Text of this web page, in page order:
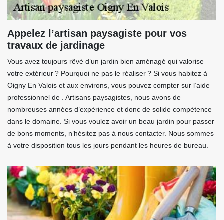
Appelez l’artisan paysagiste pour vos
travaux de jardinage
Vous avez toujours rêvé d’un jardin bien aménagé qui valorise
votre extérieur ? Pourquoi ne pas le réaliser ? Si vous habitez à
Oigny En Valois et aux environs, vous pouvez compter sur l’aide
professionnel de . Artisans paysagistes, nous avons de
nombreuses années d’expérience et donc de solide compétence
dans le domaine. Si vous voulez avoir un beau jardin pour passer
de bons moments, n’hésitez pas à nous contacter. Nous sommes
à votre disposition tous les jours pendant les heures de bureau.